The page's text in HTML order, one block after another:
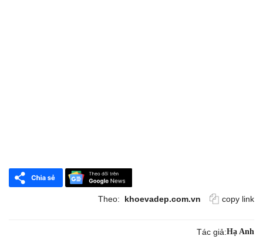
Theo: khoevadep.com.vn copy link
Tác giả:Hạ Anh